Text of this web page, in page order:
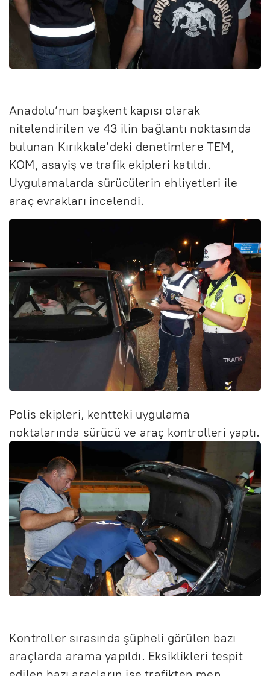
Anadolu’nun başkent kapısı olarak
nitelendirilen ve 43 ilin bağlantı noktasında
bulunan Kırıkkale’deki denetimlere TEM,
KOM, asayiş ve trafik ekipleri katıldı.
Uygulamalarda sürücülerin ehliyetleri ile
araç evrakları incelendi.
Polis ekipleri, kentteki uygulama
noktalarında sürücü ve araç kontrolleri yaptı.
Kontroller sırasında şüpheli görülen bazı
araçlarda arama yapıldı. Eksiklikleri tespit